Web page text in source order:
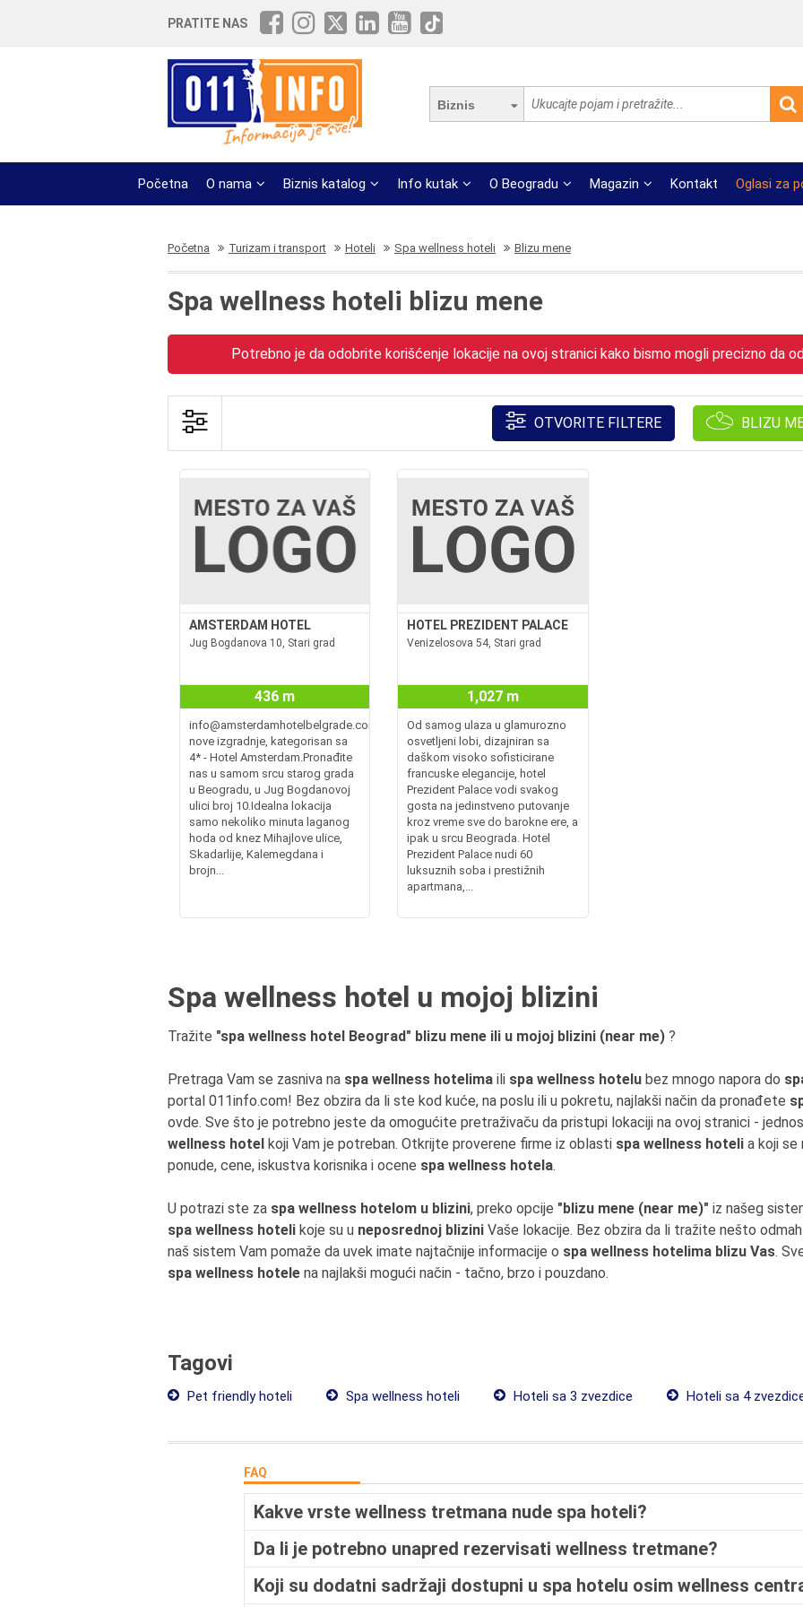
PRATITE NAS
Biznis
Početna O nama Biznis katalog Info kutak O Beogradu Magazin Kontakt Oglasi za
Početna Turizam i transport Hoteli Spa wellness hoteli Blizu mene
Spa wellness hoteli blizu mene
Potrebno je da odobrite korišćenje lokacije na ovoj stranici kako bismo mogli precizno da
OTVORITE FILTERE BLIZU
AMSTERDAM HOTEL
Jug Bogdanova 10, Stari grad
436 m
info@amsterdamhotelbelgrade.comwww.amsterdamhotel.rsHotel
nove izgradnje, kategorisan sa
4* - Hotel Amsterdam.Pronađite
nas u samom srcu starog grada
u Beogradu, u Jug Bogdanovoj
ulici broj 10.Idealna lokacija
samo nekoliko minuta laganog
hoda od knez Mihajlove ulice,
Skadarlije, Kalemegdana i
brojn...
HOTEL PREZIDENT PALACE
Venizelosova 54, Stari grad
1,027 m
Od samog ulaza u glamurozno
osvetljeni lobi, dizajniran sa
daškom visoko sofisticirane
francuske elegancije, hotel
Prezident Palace vodi svakog
gosta na jedinstveno putovanje
kroz vreme sve do barokne ere, a
ipak u srcu Beograda. Hotel
Prezident Palace nudi 60
luksuznih soba i prestižnih
apartmana,...
Spa wellness hotel u mojoj blizini
Tražite "spa wellness hotel Beograd" blizu mene ili u mojoj blizini (near me) ?
Pretraga Vam se zasniva na spa wellness hotelima ili spa wellness hotelu bez mnogo napora do
portal 011info.com! Bez obzira da li ste kod kuće, na poslu ili u pokretu, najlakši način da pronađete
ovde. Sve što je potrebno jeste da omogućite pretraživaču da pristupi lokaciji na ovoj stranici -
wellness hotel koji Vam je potreban. Otkrijte proverene firme iz oblasti spa wellness hoteli a koji se
ponude, cene, iskustva korisnika i ocene spa wellness hotela.
U potrazi ste za spa wellness hotelom u blizini, preko opcije "blizu mene (near me)" iz našeg
spa wellness hoteli koje su u neposrednoj blizini Vaše lokacije. Bez obzira da li tražite nešto
naš sistem Vam pomaže da uvek imate najtačnije informacije o spa wellness hotelima blizu Vas.
spa wellness hotele na najlakši mogući način - tačno, brzo i pouzdano.
Tagovi
Pet friendly hoteli Spa wellness hoteli Hoteli sa 3 zvezdice Hoteli sa 4
FAQ
Kakve vrste wellness tretmana nude spa hoteli?
Da li je potrebno unapred rezervisati wellness tretmane?
Koji su dodatni sadržaji dostupni u spa hotelu osim wellness